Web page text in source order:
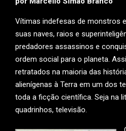
Vítimas indefesas de monstros
suas naves, raios e
predadores assassinos e
ordem social para o planeta.
retratados na maioria das
alienígenas à Terra em um dos
toda a ficção científica. Seja na
quadrinhos, televisão.